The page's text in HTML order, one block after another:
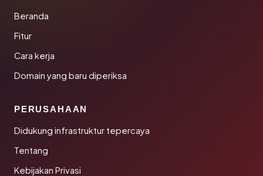
Beranda
Fitur
Cara kerja
Domain yang baru diperiksa
PERUSAHAAN
Didukung infrastruktur tepercaya
Tentang
Kebijakan Privasi